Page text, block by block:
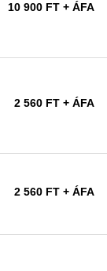
10 900 FT + ÁFA
2 560 FT + ÁFA
2 560 FT + ÁFA